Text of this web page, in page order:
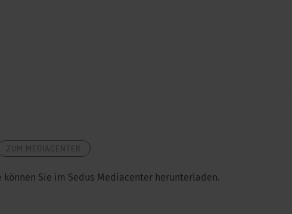
Sie im Sedus Mediacenter herunterladen.